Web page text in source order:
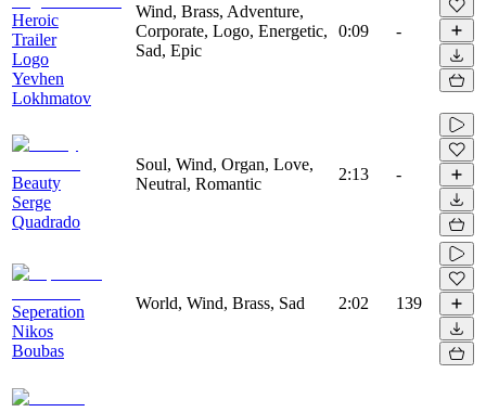
Heroic
Trailer
Logo
Yevhen
Lokhmatov
Wind, Brass, Adventure,
Corporate, Logo, Energetic,
Sad, Epic
0:09 -
Beauty
Serge
Quadrado
Soul, Wind, Organ, Love,
Neutral, Romantic
2:13 -
Seperation
Nikos
Boubas
World, Wind, Brass, Sad 2:02 139